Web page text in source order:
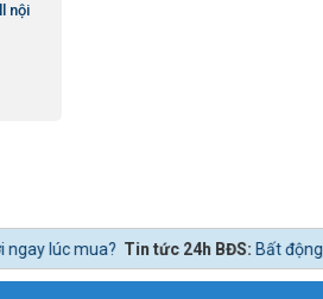
nội
BĐS:Bất động sản khu Nam nóng dần